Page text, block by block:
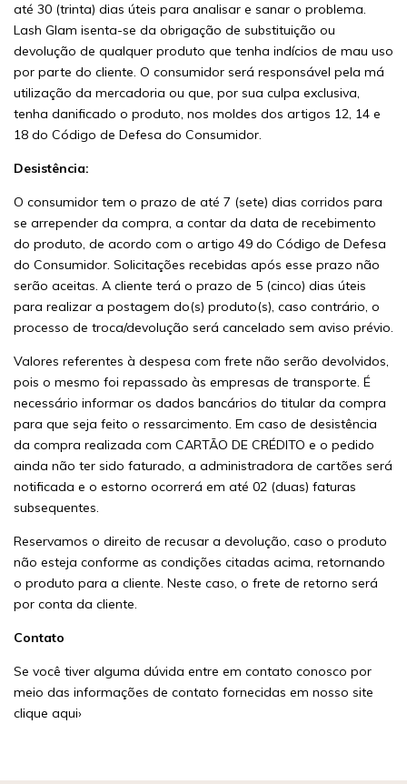
até 30 (trinta) dias úteis para analisar e sanar o problema.
Lash Glam isenta-se da obrigação de substituição ou
devolução de qualquer produto que tenha indícios de mau uso
por parte do cliente. O consumidor será responsável pela má
utilização da mercadoria ou que, por sua culpa exclusiva,
tenha danificado o produto, nos moldes dos artigos 12, 14 e
18 do Código de Defesa do Consumidor.
Desistência:
O consumidor tem o prazo de até 7 (sete) dias corridos para
se arrepender da compra, a contar da data de recebimento
do produto, de acordo com o artigo 49 do Código de Defesa
do Consumidor. Solicitações recebidas após esse prazo não
serão aceitas. A cliente terá o prazo de 5 (cinco) dias úteis
para realizar a postagem do(s) produto(s), caso contrário, o
processo de troca/devolução será cancelado sem aviso prévio.
Valores referentes à despesa com frete não serão devolvidos,
pois o mesmo foi repassado às empresas de transporte. É
necessário informar os dados bancários do titular da compra
para que seja feito o ressarcimento. Em caso de desistência
da compra realizada com CARTÃO DE CRÉDITO e o pedido
ainda não ter sido faturado, a administradora de cartões será
notificada e o estorno ocorrerá em até 02 (duas) faturas
subsequentes.
Reservamos o direito de recusar a devolução, caso o produto
não esteja conforme as condições citadas acima, retornando
o produto para a cliente. Neste caso, o frete de retorno será
por conta da cliente.
Contato
Se você tiver alguma dúvida entre em contato conosco por
meio das informações de contato fornecidas em nosso site
clique aqui›